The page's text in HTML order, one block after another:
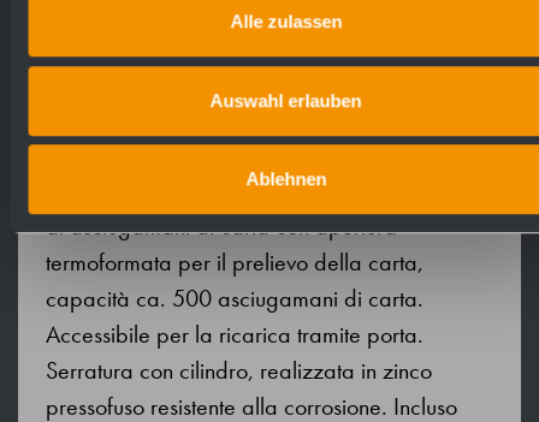
Alle zulassen
Auswahl erlauben
Ablehnen
perimetrale da 2 mm e finestra satinata per set
mano e senza gocciolamento. Destinato a
saponi liquidi commerciali o lozioni per le mani
per bottiglie monouso da 950 ml. Distributore
di asciugamani di carta con apertura
termoformata per il prelievo della carta,
capacità ca. 500 asciugamani di carta.
Accessibile per la ricarica tramite porta.
Serratura con cilindro, realizzata in zinco
pressofuso resistente alla corrosione. Incluso